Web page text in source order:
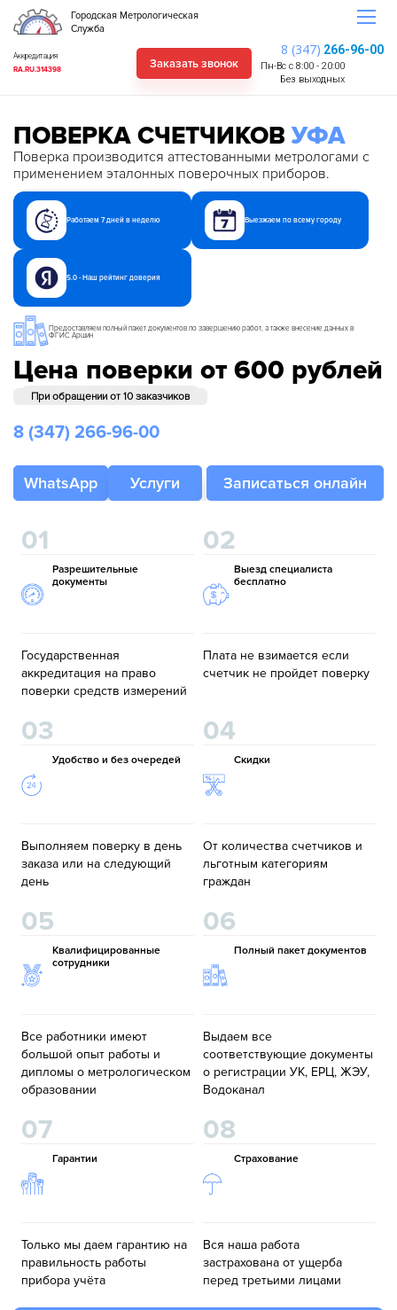
Городская Метрологическая
Служба
Заказать звонок
Аккредитация
RA.RU.314398
8 (347) 266-96-00
Пн-Вс с 8:00 - 20:00
Без выходных
ПОВЕРКА СЧЕТЧИКОВ УФА
Поверка производится аттестованными метрологами с
применением эталонных поверочных приборов.
Работаем 7 дней в неделю Выезжаем по всему городу
5.0 - Наш рейтинг доверия
Предоставляем полный пакет документов по завершению работ, а также внесение данных в
ФГИС Аршин
Цена поверки от 600 рублей
При обращении от 10 заказчиков
8 (347) 266-96-00
WhatsApp Услуги Записаться онлайн
01
Разрешительные
документы
Государственная
аккредитация на право
поверки средств измерений
02
Выезд специалиста
бесплатно
Плата не взимается если
счетчик не пройдет поверку
03
Удобство и без очередей
Выполняем поверку в день
заказа или на следующий
день
04
Скидки
От количества счетчиков и
льготным категориям
граждан
05
Квалифицированные
сотрудники
Все работники имеют
большой опыт работы и
дипломы о метрологическом
образовании
06
Полный пакет документов
Выдаем все
соответствующие документы
о регистрации УК, ЕРЦ, ЖЭУ,
Водоканал
07
Гарантии
Только мы даем гарантию на
правильность работы
прибора учёта
08
Страхование
Вся наша работа
застрахована от ущерба
перед третьими лицами